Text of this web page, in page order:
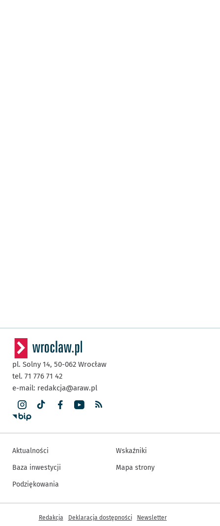
pl. Solny 14, 50-062 Wrocław
tel. 71 776 71 42
e-mail: redakcja@araw.pl
Aktualności
Baza inwestycji
Podziękowania
Wskaźniki
Mapa strony
Inne informacje
Redakcja Deklaracja dostępności Newsletter